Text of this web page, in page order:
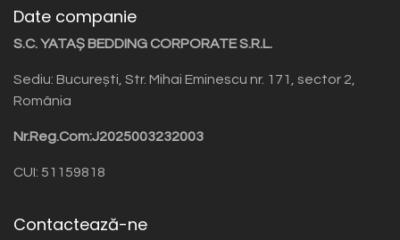
Date companie
S.C. YATAȘ BEDDING CORPORATE S.R.L.
Sediu: București, Str. Mihai Eminescu nr. 171, sector 2,
România
Nr.Reg.Com:J2025003232003
CUI: 51159818
Contactează-ne